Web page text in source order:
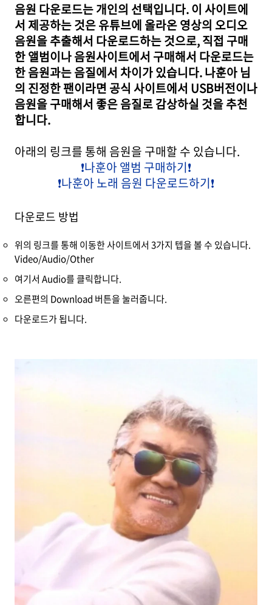
음원 다운로드는 개인의 선택입니다. 이 사이트에
서 제공하는 것은 유튜브에 올라온 영상의 오디오
음원을 추출해서 다운로드하는 것으로, 직접 구매
한 앨범이나 음원사이트에서 구매해서 다운로드는
한 음원과는 음질에서 차이가 있습니다. 나훈아 님
의 진정한 팬이라면 공식 사이트에서 USB버전이나
음원을 구매해서 좋은 음질로 감상하실 것을 추천
합니다.
아래의 링크를 통해 음원을 구매할 수 있습니다.
❗️나훈아 앨범 구매하기❗️
❗️나훈아 노래 음원 다운로드하기❗️
다운로드 방법
위의 링크를 통해 이동한 사이트에서 3가지 텝을 볼 수 있습니다.
Video/Audio/Other
여기서 Audio를 클릭합니다.
오른편의 Download 버튼을 눌러줍니다.
다운로드가 됩니다.